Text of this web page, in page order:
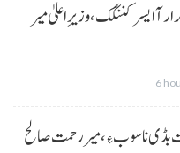
آ ایسر کننگک ،وزیرِ اعلیٰ میر
6
بڈی نا سوب ءِ،میر رحمت صالح